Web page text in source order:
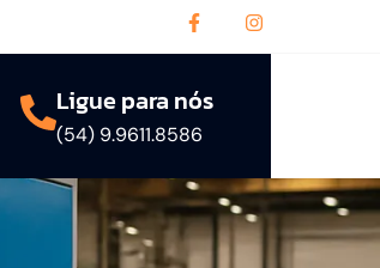
Ligue para nós
(54) 9.9611.8586